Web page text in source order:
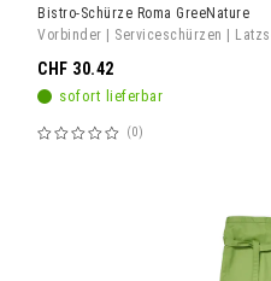
Bistro-Schürze Roma GreeNature
Vorbinder | Serviceschürzen |
sofort lieferbar
Bewertung:
0
CHF 30.42